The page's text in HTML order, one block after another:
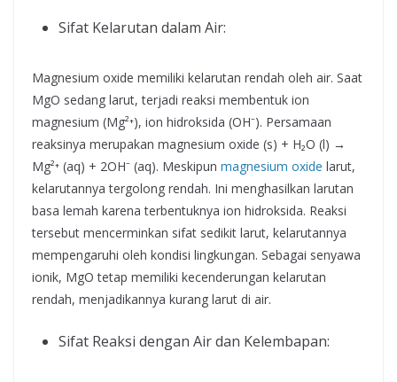
Sifat Kelarutan dalam Air:
Magnesium oxide memiliki kelarutan rendah oleh air. Saat
MgO sedang larut, terjadi reaksi membentuk ion
magnesium (Mg²⁺), ion hidroksida (OH⁻). Persamaan
reaksinya merupakan magnesium oxide (s) + H₂O (l) →
Mg²⁺ (aq) + 2OH⁻ (aq). Meskipun magnesium oxide larut,
kelarutannya tergolong rendah. Ini menghasilkan larutan
basa lemah karena terbentuknya ion hidroksida. Reaksi
tersebut mencerminkan sifat sedikit larut, kelarutannya
mempengaruhi oleh kondisi lingkungan. Sebagai senyawa
ionik, MgO tetap memiliki kecenderungan kelarutan
rendah, menjadikannya kurang larut di air.
Sifat Reaksi dengan Air dan Kelembapan: